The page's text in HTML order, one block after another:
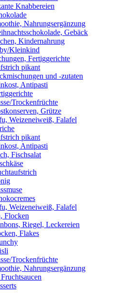
Knabbereien
Nahrungsergänzung
Gebäck
Kindernahrung
Kleinkind
Fertiggerichte
pikant
und -zutaten
Antipasti
Trockenfrüchte
Grütze
Weizeneiweiß, Falafel
pikant
Antipasti
Fischsalat
Weizeneiweiß, Falafel
Flocken
Riegel, Leckereien
Flakes
Trockenfrüchte
Nahrungsergänzung